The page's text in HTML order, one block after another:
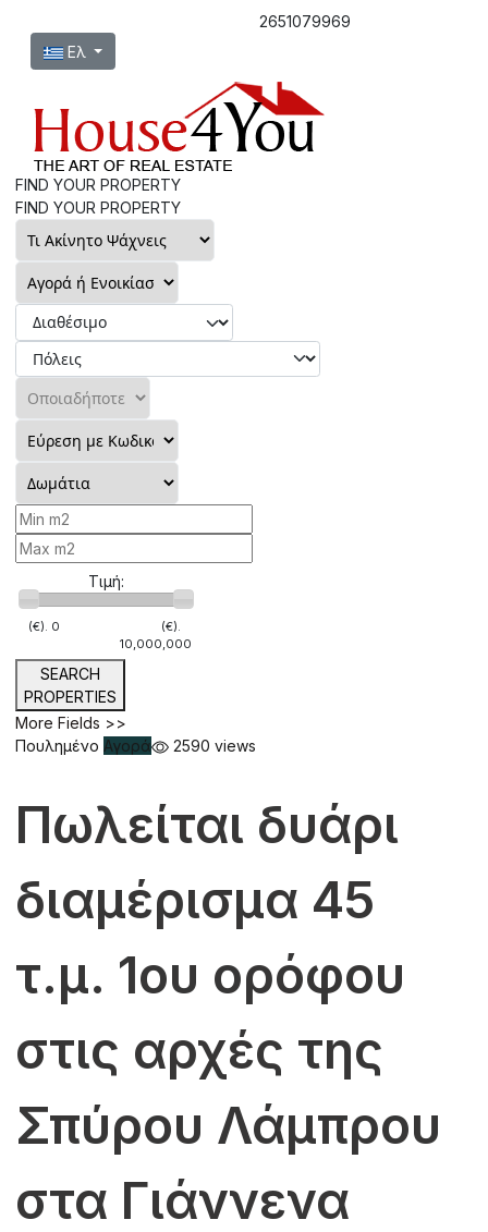
2651079969
Επιλέξτε τη γλώσσα σας
Ελ
FIND YOUR PROPERTY
FIND YOUR PROPERTY
Τιμή:
(€). 0
(€).
10,000,000
SEARCH
PROPERTIES
More Fields >>
Πουλημένο Αγορά 2590 views
Πωλείται δυάρι
διαμέρισμα 45
τ.μ. 1ου ορόφου
στις αρχές της
Σπύρου Λάμπρου
στα Γιάννενα